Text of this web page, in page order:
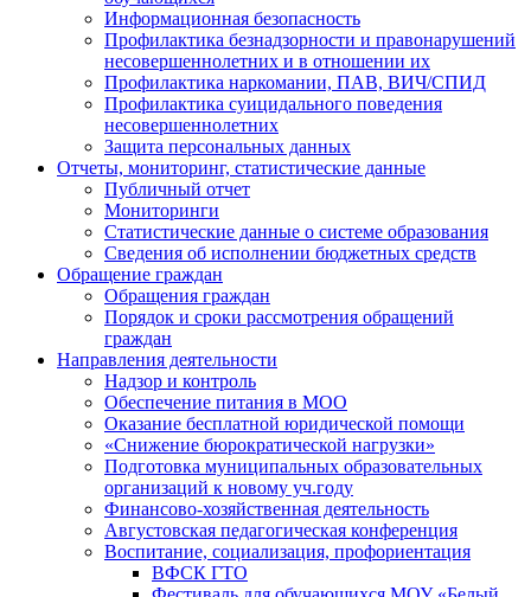
Информационная безопасность
Профилактика безнадзорности и правонарушений
несовершеннолетних и в отношении их
Профилактика наркомании, ПАВ, ВИЧ/СПИД
Профилактика суицидального поведения
несовершеннолетних
Защита персональных данных
Отчеты, мониторинг, статистические данные
Публичный отчет
Мониторинги
Статистические данные о системе образования
Сведения об исполнении бюджетных средств
Обращение граждан
Обращения граждан
Порядок и сроки рассмотрения обращений
граждан
Направления деятельности
Надзор и контроль
Обеспечение питания в МОО
Оказание бесплатной юридической помощи
«Снижение бюрократической нагрузки»
Подготовка муниципальных образовательных
организаций к новому уч.году
Финансово-хозяйственная деятельность
Августовская педагогическая конференция
Воспитание, социализация, профориентация
ВФСК ГТО